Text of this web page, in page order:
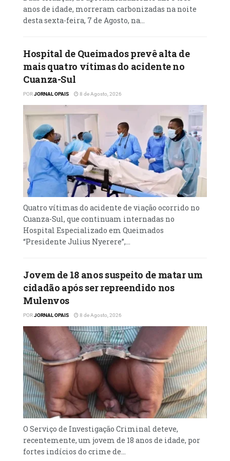
de trabalho, sobretudo para a equipa de
Inspecção. Temos, em média, entre 70 e 80
professor não consegue cumprir
devidamente a etapa de consolidação da
aula”, explicou.
POR: João Katombela, na Huíla
Leia mais
anos de idade, morreram carbonizadas na noite
desta sexta-feira, 7 de Agosto, na...
Hospital de Queimados prevê alta de
mais quatro vítimas do acidente no
Cuanza-Sul
PORJORNAL OPAIS 8 de Agosto, 2026
Quatro vítimas do acidente de viação ocorrido no
Cuanza-Sul, que continuam internadas no
Hospital Especializado em Queimados
“Presidente Julius Nyerere”,...
Jovem de 18 anos suspeito de matar um
cidadão após ser repreendido nos
Mulenvos
PORJORNAL OPAIS 8 de Agosto, 2026
O Serviço de Investigação Criminal deteve,
recentemente, um jovem de 18 anos de idade, por
fortes indícios do crime de...